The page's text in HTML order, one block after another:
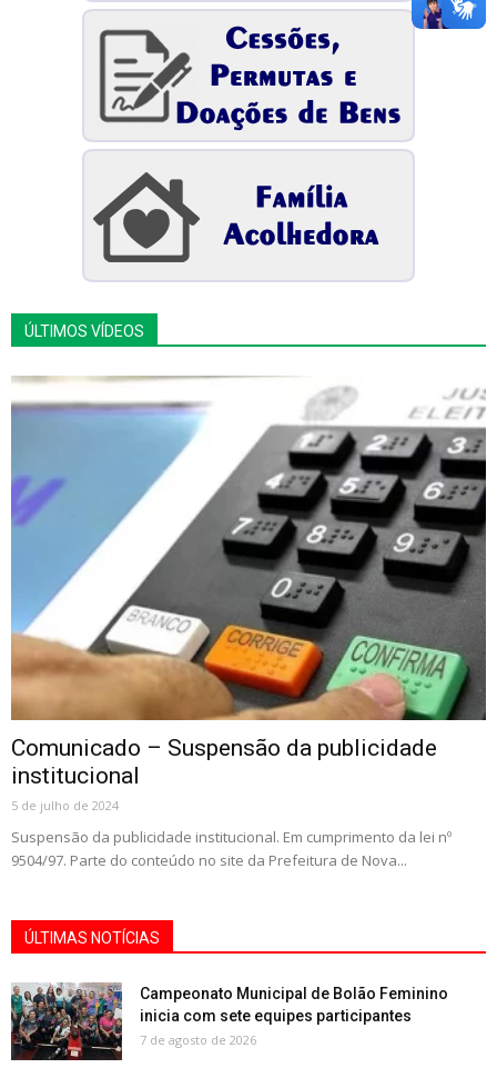
ÚLTIMOS VÍDEOS
Comunicado – Suspensão da publicidade
institucional
5 de julho de 2024
Suspensão da publicidade institucional. Em cumprimento da lei nº
9504/97. Parte do conteúdo no site da Prefeitura de Nova...
ÚLTIMAS NOTÍCIAS
Campeonato Municipal de Bolão Feminino
inicia com sete equipes participantes
7 de agosto de 2026